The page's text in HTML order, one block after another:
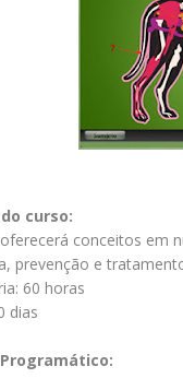
curso:
conceitos em
prevenção e
60 horas
dias